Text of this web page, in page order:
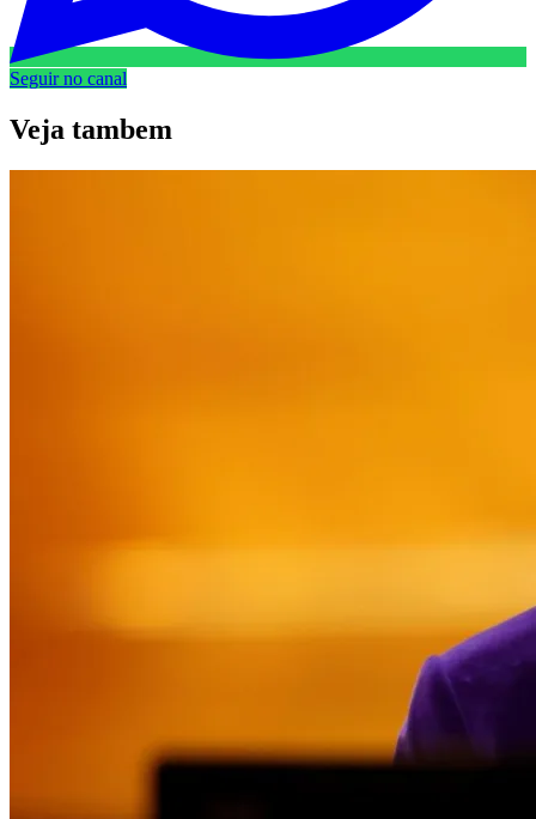
Seguir no canal
Veja tambem